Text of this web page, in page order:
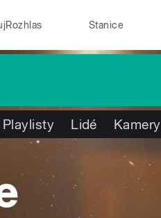
Stanice
Playlisty Lidé Kamery